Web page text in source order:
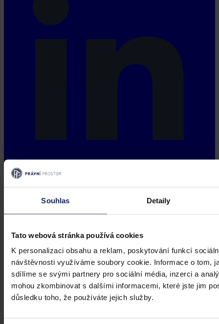
Souhlas Detaily
Tato webová stránka používá cookies
K personalizaci obsahu a reklam, poskytování funkcí
návštěvnosti využíváme soubory cookie. Informace o tom,
sdílíme se svými partnery pro sociální média, inzerci a
mohou zkombinovat s dalšími informacemi, které jste jim
důsledku toho, že používáte jejich služby.